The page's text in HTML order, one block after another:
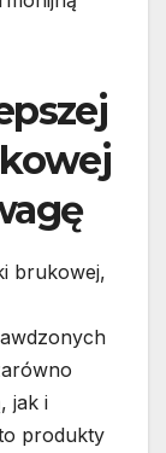
brukowej,
jak i
produkty